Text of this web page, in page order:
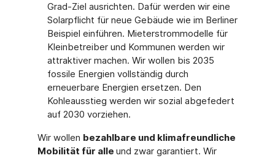
Grad-Ziel ausrichten. Dafür werden wir eine
Solarpflicht für neue Gebäude wie im Berliner
Beispiel einführen. Mieterstrommodelle für
Kleinbetreiber und Kommunen werden wir
attraktiver machen. Wir wollen bis 2035
fossile Energien vollständig durch
erneuerbare Energien ersetzen. Den
Kohleausstieg werden wir sozial abgefedert
auf 2030 vorziehen.
Wir wollen bezahlbare und klimafreundliche
Mobilität für alle und zwar garantiert. Wir